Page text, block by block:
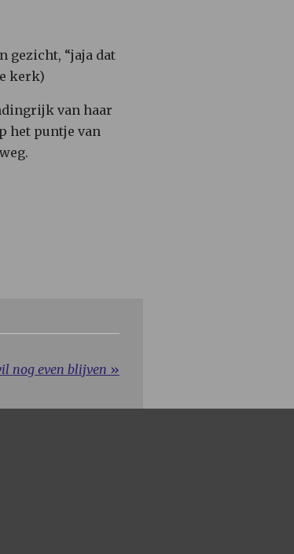
gezicht, “jaja dat
kerk)
van haar
het puntje van
nog even blijven »